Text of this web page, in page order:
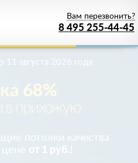
8 495 255-44-45
Вам перезвонить?
68%
в прихожую
11 августа 2026 года
потолки качества
от 1 руб.!